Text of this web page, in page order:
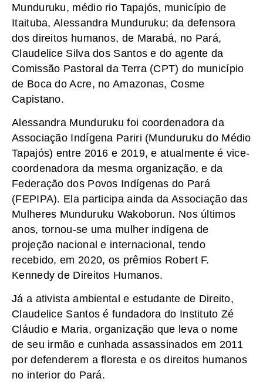
Munduruku, médio rio Tapajós, município de
Itaituba, Alessandra Munduruku; da defensora
dos direitos humanos, de Marabá, no Pará,
Claudelice Silva dos Santos e do agente da
Comissão Pastoral da Terra (CPT) do município
de Boca do Acre, no Amazonas, Cosme
Capistano.
Alessandra Munduruku foi coordenadora da
Associação Indígena Pariri (Munduruku do Médio
Tapajós) entre 2016 e 2019, e atualmente é vice-
coordenadora da mesma organização, e da
Federação dos Povos Indígenas do Pará
(FEPIPA). Ela participa ainda da Associação das
Mulheres Munduruku Wakoborun. Nos últimos
anos, tornou-se uma mulher indígena de
projeção nacional e internacional, tendo
recebido, em 2020, os prêmios Robert F.
Kennedy de Direitos Humanos.
Já a ativista ambiental e estudante de Direito,
Claudelice Santos é fundadora do Instituto Zé
Cláudio e Maria, organização que leva o nome
de seu irmão e cunhada assassinados em 2011
por defenderem a floresta e os direitos humanos
no interior do Pará.